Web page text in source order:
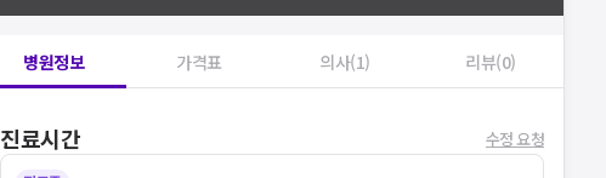
병원정보 가격표 의사(1) 리뷰(0)
진료시간 수정 요청